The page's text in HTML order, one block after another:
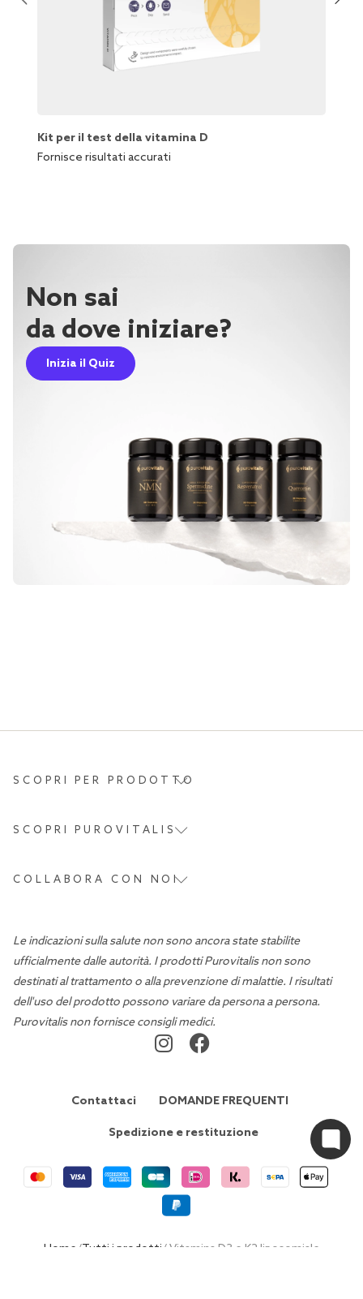
Kit per il test della vitamina D
Fornisce risultati accurati
Non sai
da dove iniziare?
Inizia il Quiz
SCOPRI PER PRODOTTO
SCOPRI PUROVITALIS
COLLABORA CON NOI
Le indicazioni sulla salute non sono ancora state stabilite
ufficialmente dalle autorità. I prodotti Purovitalis non sono
destinati al trattamento o alla prevenzione di malattie. I risultati
dell'uso del prodotto possono variare da persona a persona.
Purovitalis non fornisce consigli medici.
Contattaci DOMANDE FREQUENTI
Spedizione e restituzione
Home /Tutti i prodotti / Vitamina D3 e K2 liposomiale